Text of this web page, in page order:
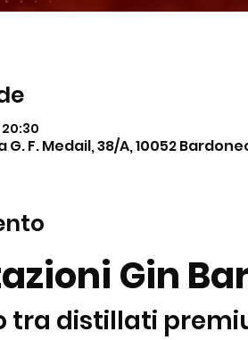
F. Medail, 38/A, 10052
Gin
tra distillati